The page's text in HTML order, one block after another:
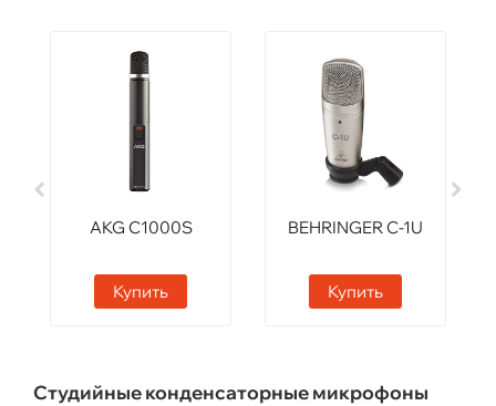
AKG C1000S
Купить
BEHRINGER C-1U
Купить
Студийные конденсаторные микрофоны